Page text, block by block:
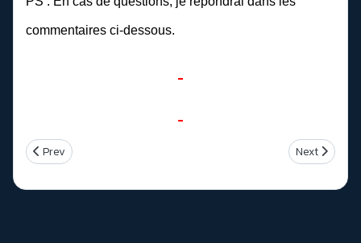
commentaires ci-dessous.
Previous article: Unitek Y-3178 Hub USB 3.0 7 Ports + 2
Prev Next article:
Next